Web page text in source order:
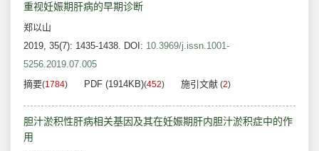
重视妊娠期肝病的早期诊断
郑以山
2019, 35(7): 1435-1438. DOI: 10.3969/j.issn.1001-
5256.2019.07.005
摘要(1784) PDF (1914KB)(452) 施引文献 (2)
胆汁淤积性肝病相关基因及其在妊娠期肝内胆汁淤积症中的作
用